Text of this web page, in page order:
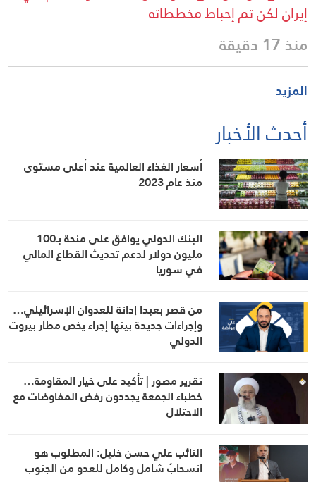
إيران لكن تم إحباط مخططاته
منذ 17 دقيقة
المزيد
أحدث الأخبار
أسعار الغذاء العالمية عند أعلى مستوى
منذ عام 2023
البنك الدولي يوافق على منحة بـ100
مليون دولار لدعم تحديث القطاع المالي
في سوريا
من قصر بعبدا إدانة للعدوان الإسرائيلي…
وإجراءات جديدة بينها إجراء يخص مطار بيروت
الدولي
تقرير مصور | تأكيد على خيار المقاومة…
خطباء الجمعة يجددون رفض المفاوضات مع
الاحتلال
النائب علي حسن خليل: المطلوب هو
انسحابٌ شامل وكامل للعدو من الجنوب